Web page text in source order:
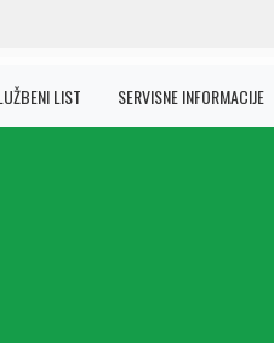
LIST SERVISNE INFORMACIJE